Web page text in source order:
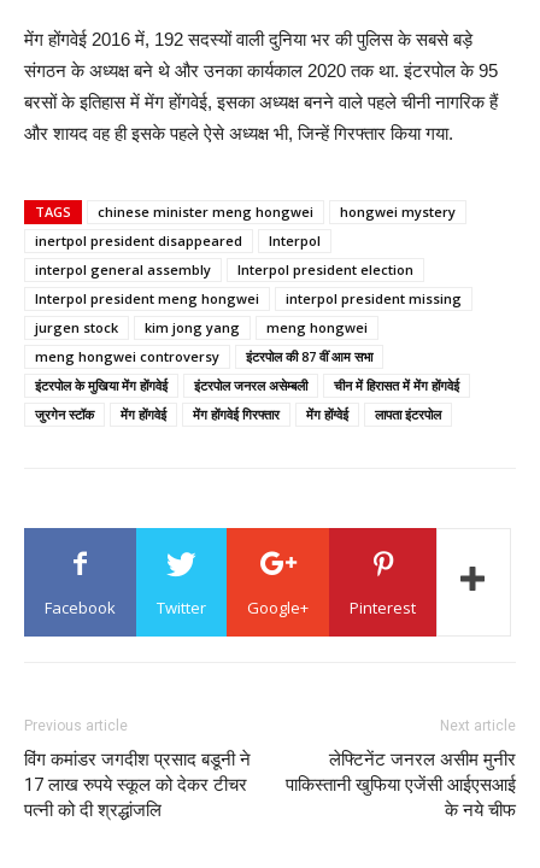
मेंग होंगवेई 2016 में, 192 सदस्यों वाली दुनिया भर की पुलिस के सबसे बड़े
संगठन के अध्यक्ष बने थे और उनका कार्यकाल 2020 तक था. इंटरपोल के 95
बरसों के इतिहास में मेंग होंगवेई, इसका अध्यक्ष बनने वाले पहले चीनी नागरिक हैं
और शायद वह ही इसके पहले ऐसे अध्यक्ष भी, जिन्हें गिरफ्तार किया गया.
TAGS chinese minister meng hongwei
hongwei mystery
inertpol president disappeared
Interpol
interpol general assembly
Interpol president election
Interpol president meng hongwei
interpol president missing
jurgen stock
kim jong yang
meng hongwei
meng hongwei controversy
इंटरपोल की 87 वीं आम सभा
इंटरपोल के मुखिया मेंग होंगवेई
इंटरपोल जनरल असेम्बली
चीन में हिरासत में मेंग होंगवेई
जुरगेन स्टॉक
मेंग होंगवेई मेंग होंगवेई गिरफ्तार मेंग होंग्वेई लापता इंटरपोल
Facebook Twitter Google+ Pinterest
Previous article
विंग कमांडर जगदीश प्रसाद बडूनी ने
17 लाख रुपये स्कूल को देकर टीचर
पत्नी को दी श्रद्धांजलि
Next article
लेफ्टिनेंट जनरल असीम मुनीर
पाकिस्तानी खुफिया एजेंसी आईएसआई
के नये चीफ